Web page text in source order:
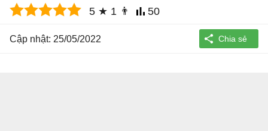
5 ★ 1 👨 50
Cập nhật: 25/05/2022